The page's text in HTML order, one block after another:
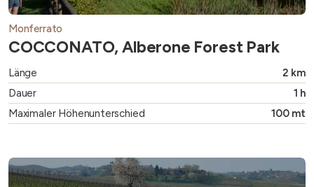
Monferrato
COCCONATO, Alberone Forest Park
Länge
2 km
Dauer
1 h
Maximaler Höhenunterschied
100 mt